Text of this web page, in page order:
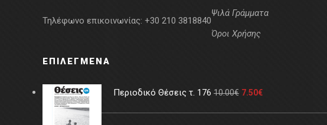
Τηλέφωνο επικοινωνίας: +30 210 3818840
Ψιλά Γράμματα
Όροι Χρήσης
ΕΠΙΛΕΓΜΈΝΑ
Περιοδικό Θέσεις τ. 176 10.00€ 7.50€